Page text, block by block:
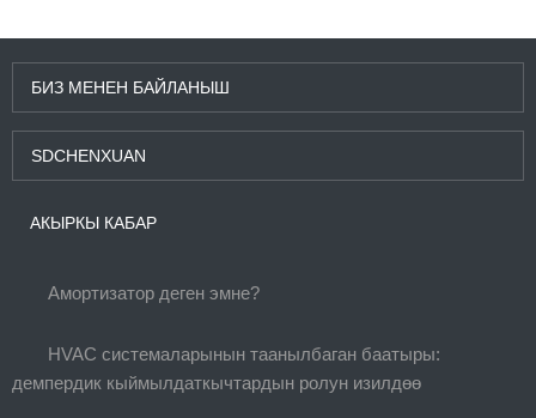
БИЗ МЕНЕН БАЙЛАНЫШ
SDCHENXUAN
АКЫРКЫ КАБАР
Амортизатор деген эмне?
HVAC системаларынын таанылбаган баатыры:
демпердик кыймылдаткычтардын ролун изилдөө